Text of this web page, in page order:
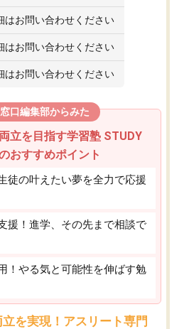
はお問い合わせください
はお問い合わせください
はお問い合わせください
口編集部からみた
立を目指す学習塾 STUDY
おすすめポイント
徒の叶えたい夢を全力で応援
援！進学、その先まで相談で
！やる気と可能性を伸ばす勉
を実現！アスリート専門